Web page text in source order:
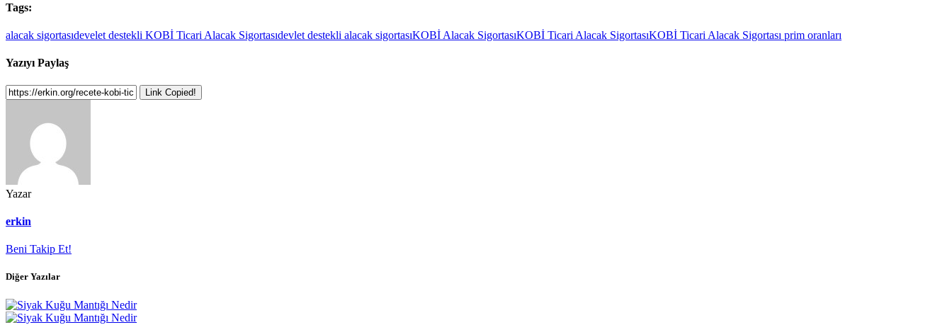
Tags:
alacak sigortasıdevelet destekli KOBİ Ticari Alacak Sigortasıdevlet destekli alacak sigortasıKOBİ Alacak SigortasıKOBİ Ticari Alacak SigortasıKOBİ Ticari Alacak Sigortası prim oranları
Yazıyı Paylaş
Link Copied!
Yazar
erkin
Beni Takip Et!
Diğer Yazılar